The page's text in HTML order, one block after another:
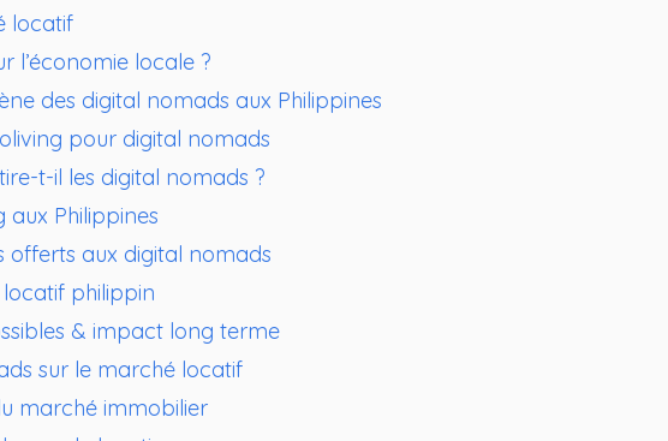
locatif
l’économie locale ?
des digital nomads aux Philippines
pour digital nomads
t-il les digital nomads ?
aux Philippines
offerts aux digital nomads
philippin
& impact long terme
sur le marché locatif
marché immobilier